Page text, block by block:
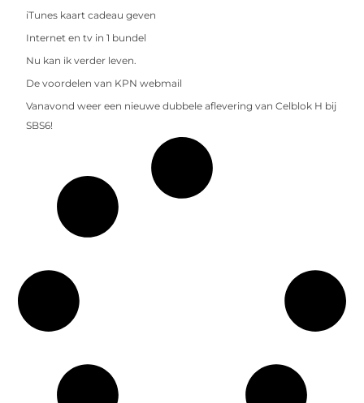
iTunes kaart cadeau geven
Internet en tv in 1 bundel
Nu kan ik verder leven.
De voordelen van KPN webmail
Vanavond weer een nieuwe dubbele aflevering van Celblok H bij
SBS6!